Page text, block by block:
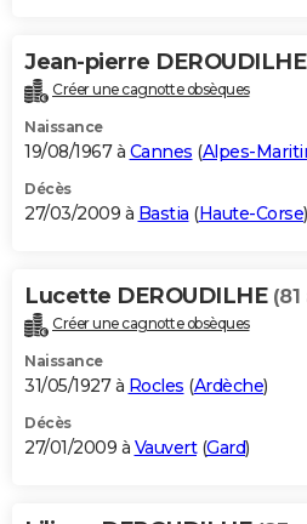
Jean-pierre DEROUDILHE
Créer une cagnotte obsèques
Naissance
19/08/1967 à Cannes (Alpes-
Décès
27/03/2009 à Bastia (Haute-Corse)
Lucette DEROUDILHE (81
Créer une cagnotte obsèques
Naissance
31/05/1927 à Rocles (Ardèche)
Décès
27/01/2009 à Vauvert(Gard)